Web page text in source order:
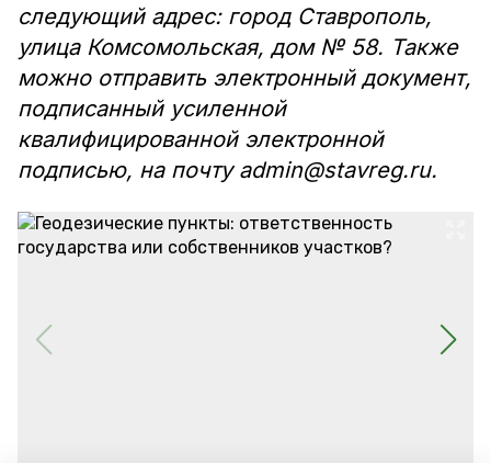
следующий адрес: город Ставрополь,
улица Комсомольская, дом № 58. Также
можно отправить электронный документ,
подписанный усиленной
квалифицированной электронной
подписью, на почту admin@stavreg.ru.